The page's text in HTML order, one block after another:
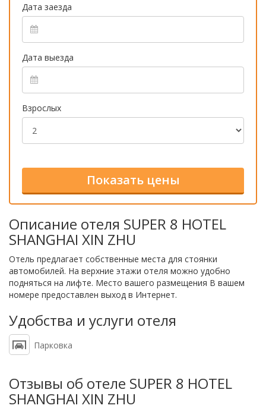
Дата заезда
Дата выезда
Взрослых
Описание отеля SUPER 8 HOTEL
SHANGHAI XIN ZHU
Отель предлагает собственные места для стоянки
автомобилей. На верхние этажи отеля можно удобно
подняться на лифте. Место вашего размещения В вашем
номере предоставлен выход в Интернет.
Удобства и услуги отеля
Парковка
Отзывы об отеле SUPER 8 HOTEL
SHANGHAI XIN ZHU